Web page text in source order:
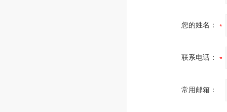
您的姓名：
联系电话：
常用邮箱：